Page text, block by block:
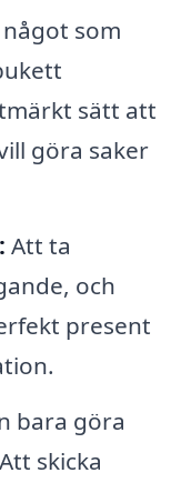
som
sätt att
göra saker
Att ta
och
present
bara göra
skicka